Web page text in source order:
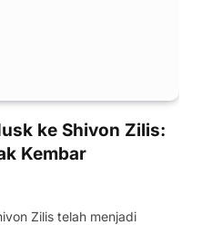
ke Shivon Zilis:
Kembar
Zilis telah menjadi